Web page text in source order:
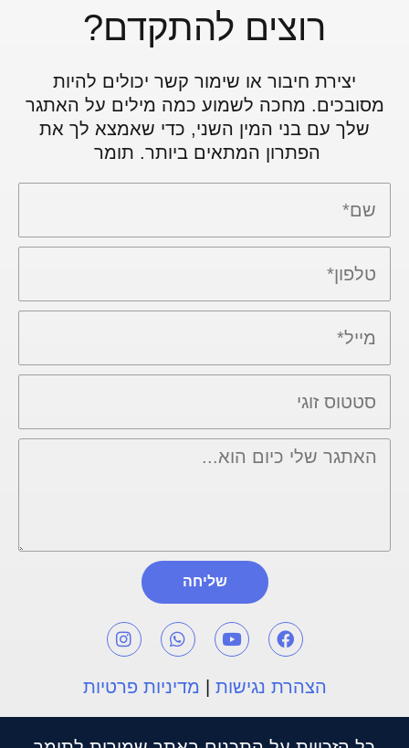
רוצים להתקדם?
יצירת חיבור או שימור קשר יכולים להיות
מסובכים. מחכה לשמוע כמה מילים על האתגר
שלך עם בני המין השני, כדי שאמצא לך את
הפתרון המתאים ביותר. תומר
שליחה
הצהרת נגישות | מדיניות פרטיות